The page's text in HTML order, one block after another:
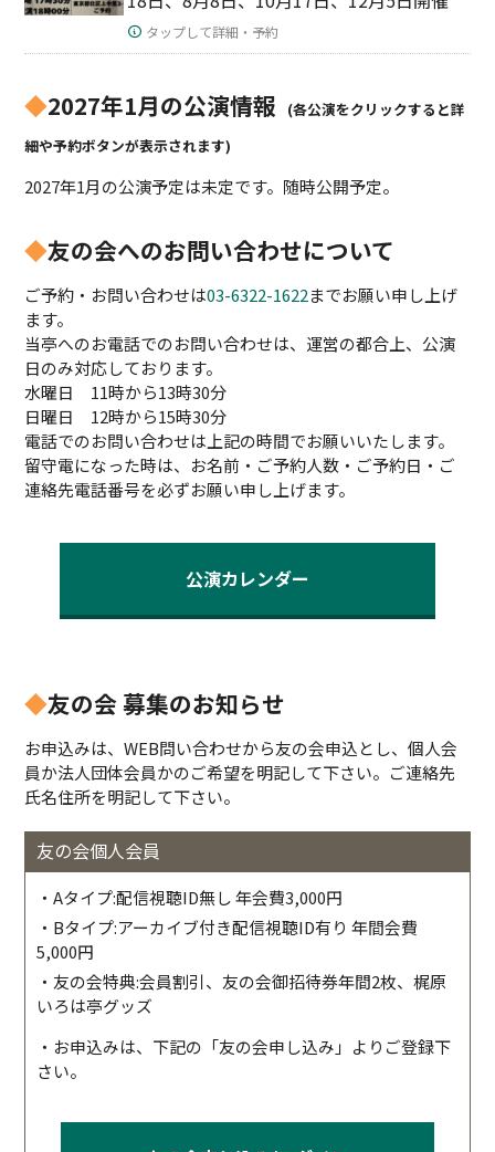
タップして詳細・予約
◆2027年1月の公演情報
(各公演をクリックすると詳
細や予約ボタンが表示されます)
2027年1月の公演予定は未定です。随時公開予定。
◆友の会へのお問い合わせについて
ご予約・お問い合わせは03-6322-1622までお願い申し上げ
ます。
当亭へのお電話でのお問い合わせは、運営の都合上、公演
日のみ対応しております。
水曜日 11時から13時30分
日曜日 12時から15時30分
電話でのお問い合わせは上記の時間でお願いいたします。
留守電になった時は、お名前・ご予約人数・ご予約日・ご
連絡先電話番号を必ずお願い申し上げます。
公演カレンダー
◆友の会 募集のお知らせ
お申込みは、WEB問い合わせから友の会申込とし、個人会
員か法人団体会員かのご希望を明記して下さい。ご連絡先
氏名住所を明記して下さい。
友の会個人会員
・Aタイプ:配信視聴ID無し 年会費3,000円
・Bタイプ:アーカイブ付き配信視聴ID有り 年間会費
5,000円
・友の会特典:会員割引、友の会御招待券年間2枚、梶原
いろは亭グッズ
・お申込みは、下記の「友の会申し込み」よりご登録下
さい。